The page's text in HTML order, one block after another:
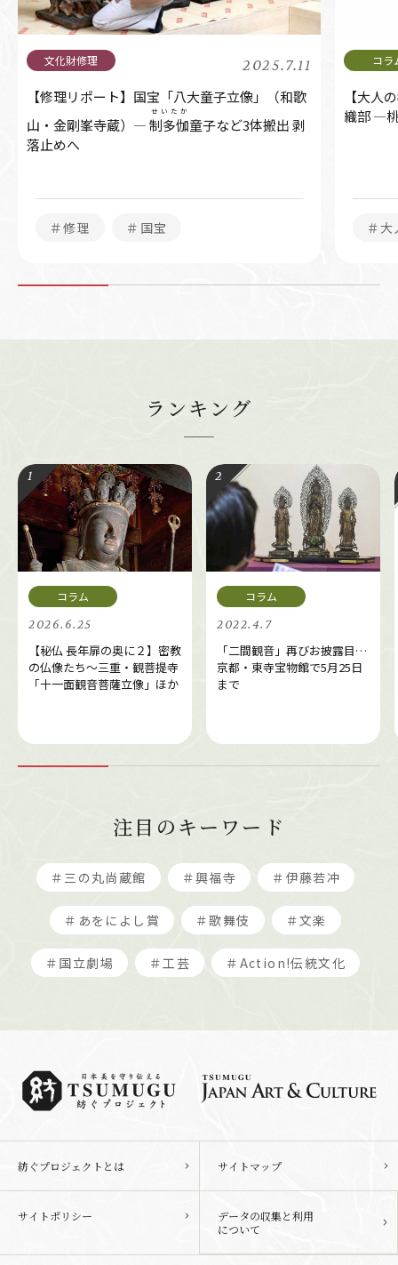
2025.7.11
【修理リポート】国宝「八大童子立像」（和歌
山・金剛峯寺蔵）―制多伽
せいたか
童子など3体搬出 剥
落止めへ
＃修理 ＃国宝
【大人
織部 ―
＃
ランキング
2026.6.25
【秘仏 長年扉の奥に２】密教
の仏像たち～三重・観菩提寺
「十一面観音菩薩立像」ほか
2022.4.7
「二間観音」再びお披露目…
京都・東寺宝物館で5月25日
まで
注目のキーワード
＃三の丸尚蔵館 ＃興福寺 ＃伊藤若冲
＃あをによし賞 ＃歌舞伎 ＃文楽
＃国立劇場 ＃工芸 ＃Action!伝統文化
紡ぐプロジェクトとは サイトマップ
サイトポリシー
データの収集と利用
について